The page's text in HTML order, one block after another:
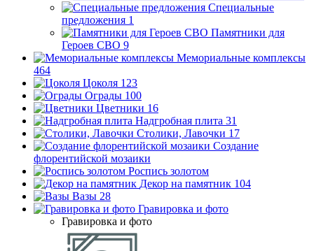
Специальные
предложения 1
Памятники для
Героев СВО 9
Мемориальные комплексы
464
Цоколя 123
Ограды 100
Цветники 16
Надгробная плита 31
Столики, Лавочки 17
Создание
флорентийской мозаики
Роспись золотом
Декор на памятник 104
Вазы 28
Гравировка и фото
Гравировка и фото